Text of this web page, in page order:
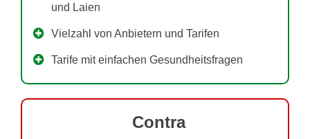
und Laien
Vielzahl von Anbietern und Tarifen
Tarife mit einfachen Gesundheitsfragen
Contra